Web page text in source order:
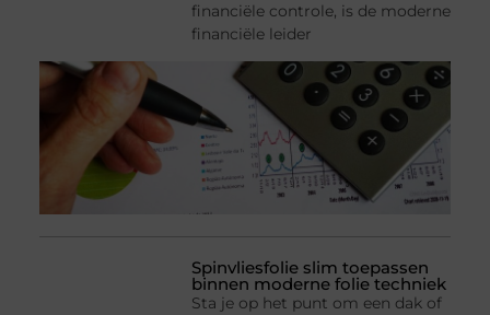
financiële controle, is de moderne
financiële leider
Spinvliesfolie slim toepassen
binnen moderne folie techniek
Sta je op het punt om een dak of